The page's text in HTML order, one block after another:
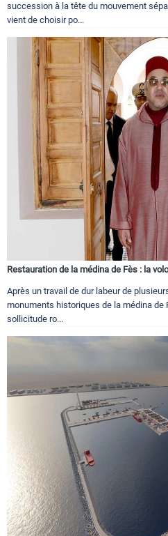
succession à la tête du mouvement
vient de choisir po...
Restauration de la médina de Fès : la
Après un travail de dur labeur de
monuments historiques de la médina de
sollicitude ro...